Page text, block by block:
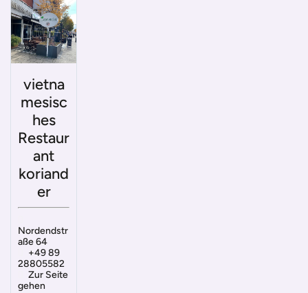
vietna
mesisc
hes
Restaur
ant
koriand
er
Nordendstr
aße 64
+49 89
28805582
Zur Seite
gehen